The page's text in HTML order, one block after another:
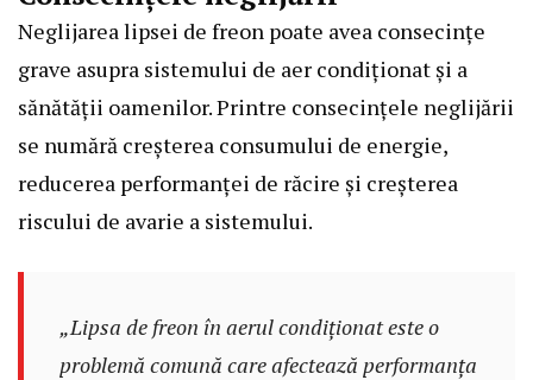
Neglijarea lipsei de freon poate avea consecințe
grave asupra sistemului de aer condiționat și a
sănătății oamenilor. Printre consecințele neglijării
se numără creșterea consumului de energie,
reducerea performanței de răcire și creșterea
riscului de avarie a sistemului.
„Lipsa de freon în aerul condiționat este o
problemă comună care afectează performanța